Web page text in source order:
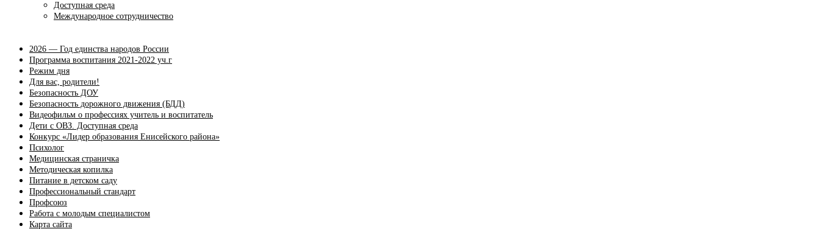
Доступная среда
Международное сотрудничество
2026 — Год единства народов России
Программа воспитания 2021-2022 уч.г
Режим дня
Для вас, родители!
Безопасность ДОУ
Безопасность дорожного движения (БДД)
Видеофильм о профессиях учитель и воспитатель
Дети с ОВЗ. Доступная среда
Конкурс «Лидер образования Енисейского района»
Психолог
Медицинская страничка
Методическая копилка
Питание в детском саду
Профессиональный стандарт
Профсоюз
Работа с молодым специалистом
Карта сайта